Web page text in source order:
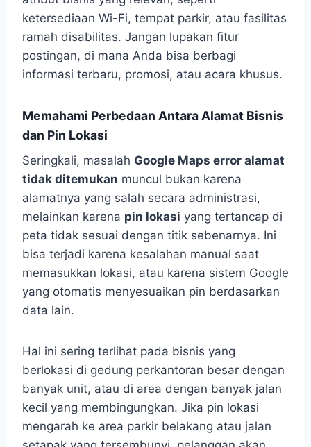
ketersediaan Wi-Fi, tempat parkir, atau fasilitas
ramah disabilitas. Jangan lupakan fitur
postingan, di mana Anda bisa berbagi
informasi terbaru, promosi, atau acara khusus.
Memahami Perbedaan Antara Alamat Bisnis
dan Pin Lokasi
Seringkali, masalah Google Maps error alamat
tidak ditemukan muncul bukan karena
alamatnya yang salah secara administrasi,
melainkan karena pin lokasi yang tertancap di
peta tidak sesuai dengan titik sebenarnya. Ini
bisa terjadi karena kesalahan manual saat
memasukkan lokasi, atau karena sistem Google
yang otomatis menyesuaikan pin berdasarkan
data lain.
Hal ini sering terlihat pada bisnis yang
berlokasi di gedung perkantoran besar dengan
banyak unit, atau di area dengan banyak jalan
kecil yang membingungkan. Jika pin lokasi
mengarah ke area parkir belakang atau jalan